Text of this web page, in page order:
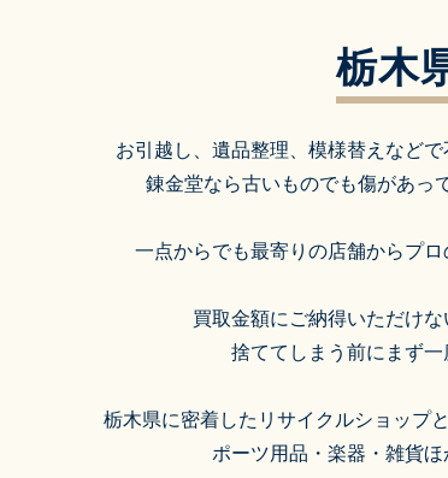
栃木
お引越し、遺品整理、模様替えなど
錬金堂なら古いものでも傷があっ
一点からでも最寄りの店舗からプ
買取金額にご納得いただけ
捨ててしまう前にまず一
栃木県に密着したリサイクルショップ
ポーツ用品・楽器・雑貨ほ